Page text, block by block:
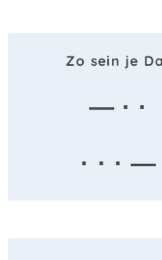
Zo sein je
— · ·
· · · —